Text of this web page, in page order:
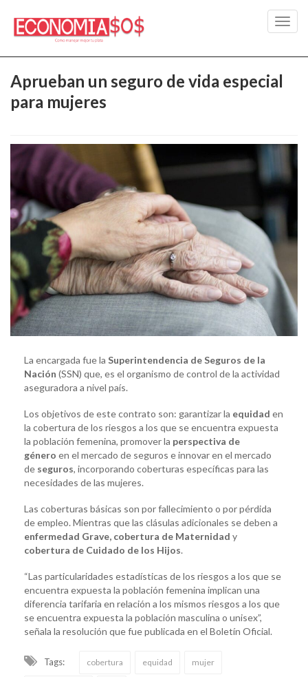
Aprueban un seguro de vida especial
para mujeres
La encargada fue la Superintendencia de Seguros de la
Nación (SSN) que, es el organismo de control de la actividad
aseguradora a nivel país.
Los objetivos de este contrato son: garantizar la equidad en
la cobertura de los riesgos a los que se encuentra expuesta
la población femenina, promover la perspectiva de
género en el mercado de seguros e innovar en el mercado
de seguros, incorporando coberturas específicas para las
necesidades de las mujeres.
Las coberturas básicas son por fallecimiento o por pérdida
de empleo. Mientras que las clásulas adicionales se deben a
enfermedad Grave, cobertura de Maternidad y
cobertura de Cuidado de los Hijos.
“Las particularidades estadísticas de los riesgos a los que se
encuentra expuesta la población femenina implican una
diferencia tarifaria en relación a los mismos riesgos a los que
se encuentra expuesta la población masculina o unisex”,
señala la resolución que fue publicada en el Boletín Oficial.
Tags: cobertura equidad mujer